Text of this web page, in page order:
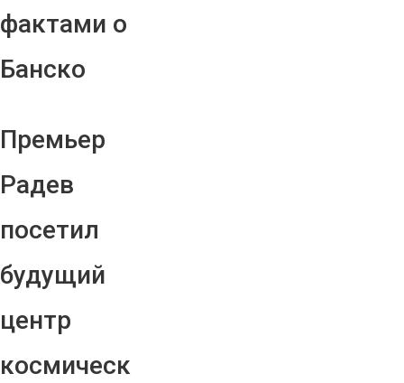
фактами о
Банско
Премьер
Радев
посетил
будущий
центр
космическ